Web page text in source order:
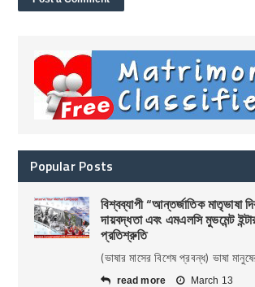
Popular Posts
বিশ্বব্যাপী “আন্তর্জাতিক মাতৃভাষা
দায়বদ্ধতা এবং এমএলসি মুভমেন্ট
প্রতিশ্রুতি
(ভাষার মাসের বিশেষ প্রবন্ধ) ভাষা
read more March 13